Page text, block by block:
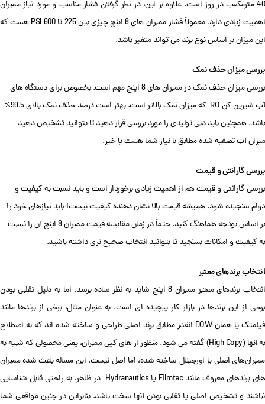
40 مترمکعب در روز است. علاوه بر این، در نظر گرفتن فشار مناسب و مورد نیاز ممبران
اهمیت زیادی دارد. معمولاً فشار ممبران های 8 اینچ چیزی بین 225 تا 600 PSI هست که
این میزان بر اساس نوع برند می تواند متغیر باشد.
بررسی میزان حذف نمک
بررسی میزان حذف نمک در ممبران های 8 اینچ مهم است. بخصوص برای دستگاه های
آب شیرین کن RO که میزان نمک بالاتر است. بهتر است درصد حذف نمک بالای 99.5%
باشد. همچنین باید دبی تولیدی را مورد بررسی قرار دهید تا بتوانید تشخیص دهید
میزان آب تصفیه شده مطابق با نیاز شما هست یا خیر.
بررسی گارانتی و قیمت
بررسی گارانتی و قیمت هم از اهمیت زیادی برخوردار است و باید نسبت به کیفیت و
دوام سنجیده شود. همیشه قیمت بالا نشان دهنده کیفیت نیست! باید نیازهای خود را
بر اساس بودجه هماهنگ کنید. حتماً در زمان مقایسه قیمت ممبران 8 اینچ آن را نسبت
به کیفیت و امکانات بسنجید تا بتوانید انتخاب صحیح تری داشته باشید.
انتخاب برندهای معتبر
انتخاب برندهای معتبر ممبران 8 اینچ شاید به نظر ساده برسد. اما به دلیل تقلبی بودن
برخی از این برندها در بازار کار پیچیده ای است. به عنوان مثال، برخی از برندها مانند
فیلمتک یا همان DOW انقدر مطابق برند اصلی طراحی و ساخته شده اند که به اصطلاح
به آنها (High Copy) گفته می شود. منظور از های کپی ممبران، یعنی محصولی که شبیه به
ممبران‌های اصلی یا اورجینال ساخته شده، اما اصل نیست. این مساله باعث شده ممبران
های برندهای معروف مانند Filmtec یا Hydranautics در ظاهر، به راحتی قابل شناسایی
نباشند و تشخیص اصلی یا تقلبی بودن آنها سخت باشد. بنابراین در چنین مواقعی شما